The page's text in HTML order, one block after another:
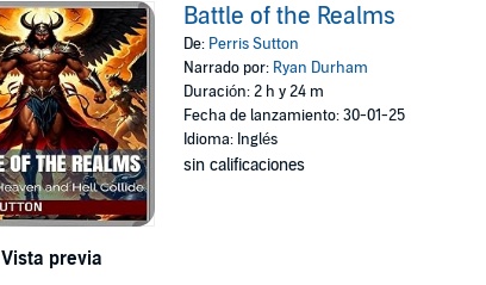
Vista previa
Battle of the Realms
De: Perris Sutton
Narrado por: Ryan Durham
Duración: 2 h y 24 m
Fecha de lanzamiento: 30-01-25
Idioma: Inglés
sin calificaciones